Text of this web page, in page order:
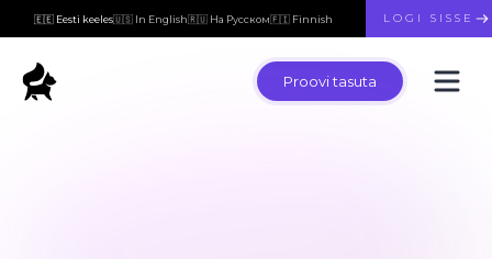
🇪🇪 Eesti keeles🇺🇸 In English🇷🇺 На Русском🇫🇮 Finnish LOGI SISSE
Proovi tasuta